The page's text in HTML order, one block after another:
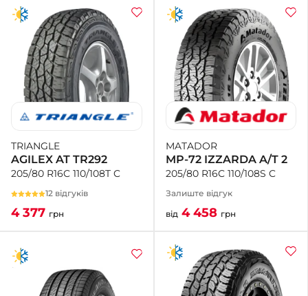
TRIANGLE
AGILEX AT TR292
205/80 R16C 110/108T C
12 відгуків
4 377 грн
MATADOR
MP-72 IZZARDA A/T 2
205/80 R16C 110/108S C
Залиште відгук
від 4 458 грн